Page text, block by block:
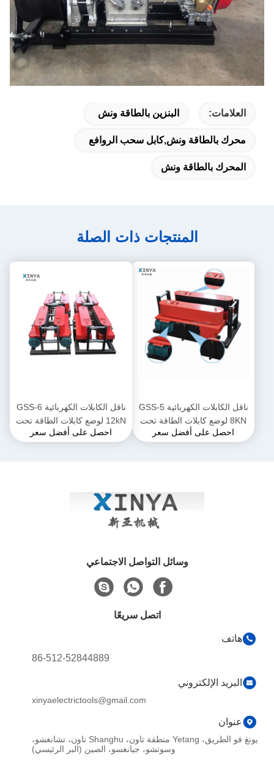
العلامات: البنزين بالطاقة ونش
محرك بالطاقة ونش,كابل سحب الروافع
المحرك بالطاقة ونش
المنتجات ذات الصلة
ناقل الكابلات الكهربائية GSS-5
8KN لوضع كابلات الطاقة تحت
الأرض
احصل على أفضل سعر
ناقل الكابلات الكهربائية GSS-6
12kN لوضع كابلات الطاقة تحت
الأرض
احصل على أفضل سعر
وسائل التواصل الاجتماعي
اتصل سريعًا
هاتف
86-512-52844889
البريد الإلكتروني
xinyaelectrictools@gmail.com
عنوان
يونغ فو الطريق، Yetang منطقة تاون، Shanghu تاون، تشانغشو،
وسوتشو، جيانغسو، الصين (البر الرئيسي)